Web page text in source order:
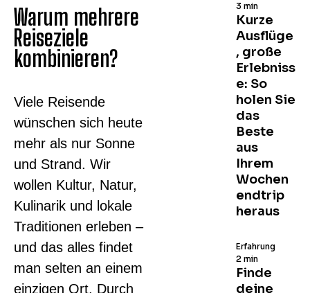
Warum mehrere
Reiseziele
kombinieren?
Viele Reisende
wünschen sich heute
mehr als nur Sonne
und Strand. Wir
wollen Kultur, Natur,
Kulinarik und lokale
Traditionen erleben –
und das alles findet
man selten an einem
einzigen Ort. Durch
Kurze
Ausflüge
, große
Erlebniss
e: So
holen Sie
das
Beste
aus
Ihrem
Wochen
endtrip
heraus
3 min
Finde
deine
Erfahrung
2 min